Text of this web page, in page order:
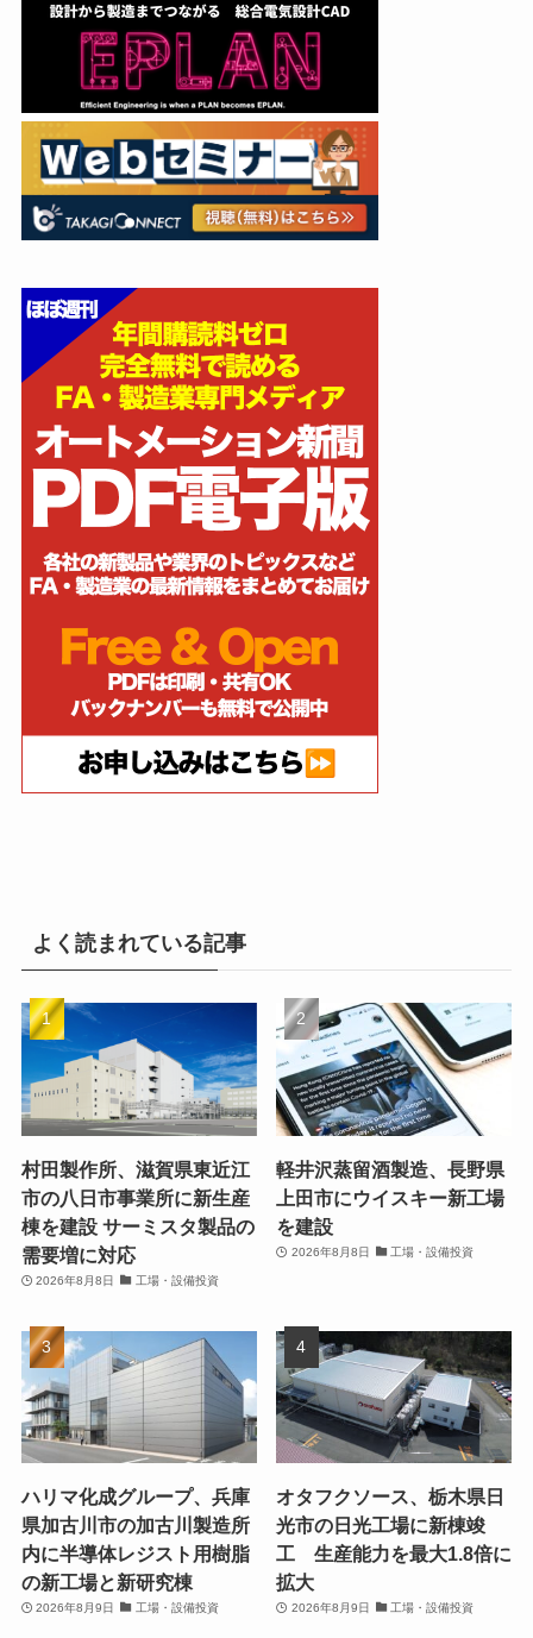
よく読まれている記事
村田製作所、滋賀県東近江
市の八日市事業所に新生産
棟を建設 サーミスタ製品の
需要増に対応
2026年8月8日 工場・設備投資
軽井沢蒸留酒製造、長野県
上田市にウイスキー新工場
を建設
2026年8月8日 工場・設備投資
ハリマ化成グループ、兵庫
県加古川市の加古川製造所
内に半導体レジスト用樹脂
の新工場と新研究棟
2026年8月9日 工場・設備投資
オタフクソース、栃木県日
光市の日光工場に新棟竣
工 生産能力を最大1.8倍に
拡大
2026年8月9日 工場・設備投資